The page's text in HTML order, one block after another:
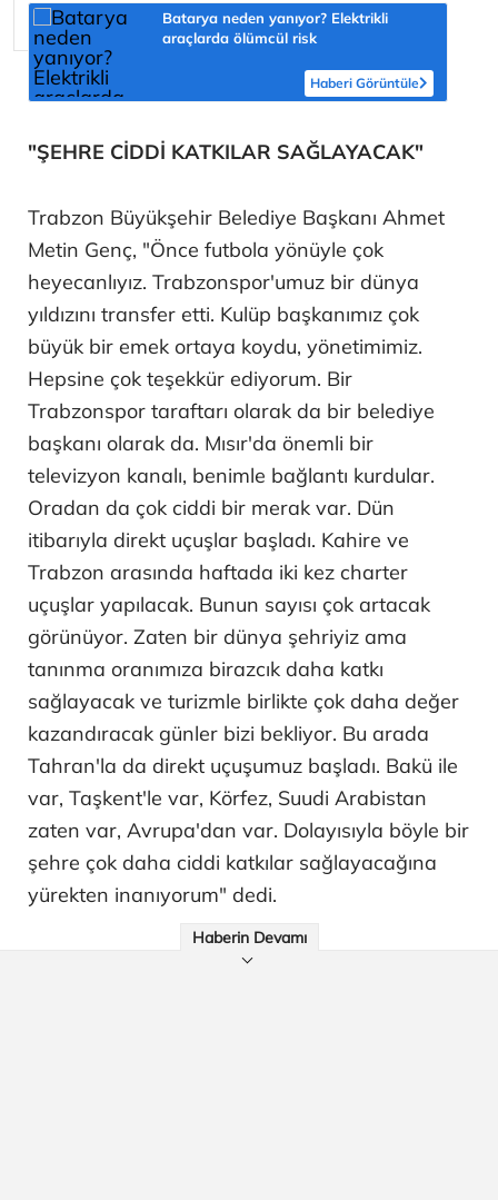
Batarya neden yanıyor? Elektrikli
araçlarda ölümcül risk
Haberi Görüntüle
"ŞEHRE CİDDİ KATKILAR SAĞLAYACAK"
Trabzon Büyükşehir Belediye Başkanı Ahmet
Metin Genç, "Önce futbola yönüyle çok
heyecanlıyız. Trabzonspor'umuz bir dünya
yıldızını transfer etti. Kulüp başkanımız çok
büyük bir emek ortaya koydu, yönetimimiz.
Hepsine çok teşekkür ediyorum. Bir
Trabzonspor taraftarı olarak da bir belediye
başkanı olarak da. Mısır'da önemli bir
televizyon kanalı, benimle bağlantı kurdular.
Oradan da çok ciddi bir merak var. Dün
itibarıyla direkt uçuşlar başladı. Kahire ve
Trabzon arasında haftada iki kez charter
uçuşlar yapılacak. Bunun sayısı çok artacak
görünüyor. Zaten bir dünya şehriyiz ama
tanınma oranımıza birazcık daha katkı
sağlayacak ve turizmle birlikte çok daha değer
kazandıracak günler bizi bekliyor. Bu arada
Tahran'la da direkt uçuşumuz başladı. Bakü ile
var, Taşkent'le var, Körfez, Suudi Arabistan
zaten var, Avrupa'dan var. Dolayısıyla böyle bir
şehre çok daha ciddi katkılar sağlayacağına
yürekten inanıyorum" dedi.
Haberin Devamı